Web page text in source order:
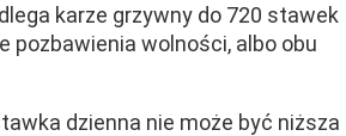
karze grzywny do 720 stawek
pozbawienia wolności, albo obu
dzienna nie może być niższa